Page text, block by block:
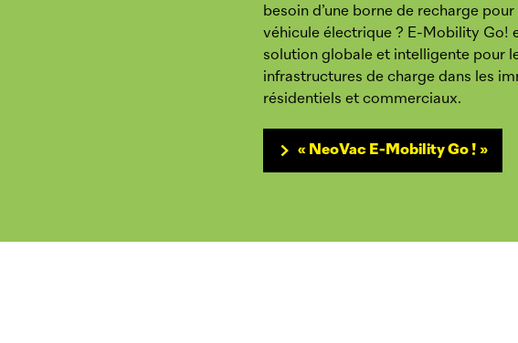
besoin d’une borne de recharge
véhicule électrique ? E-Mobility Go!
solution globale et intelligente pour
infrastructures de charge dans les
résidentiels et commerciaux.
« NeoVac E-Mobility Go ! »